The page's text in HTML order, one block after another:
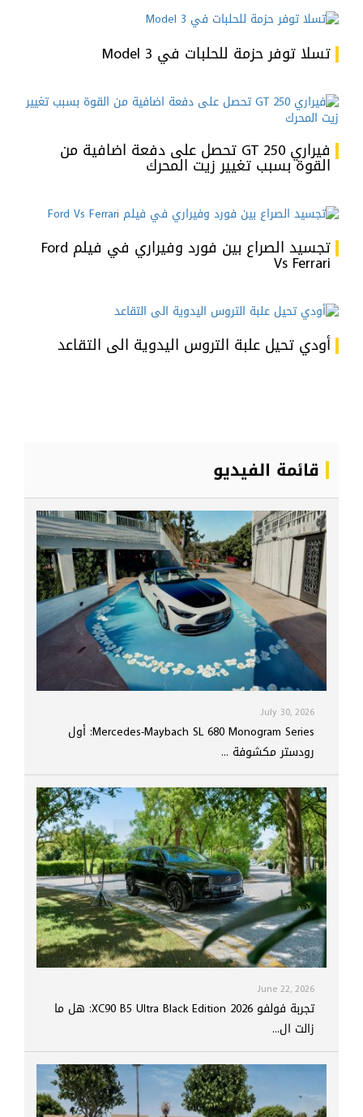
تسلا توفر حزمة للحلبات في Model 3
فيراري 250 GT تحصل على دفعة اضافية من
القوة بسبب تغيير زيت المحرك
تجسيد الصراع بين فورد وفيراري في فيلم Ford
Vs Ferrari
أودي تحيل علبة التروس اليدوية الى التقاعد
قائمة الفيديو
July 30, 2026
Mercedes-Maybach SL 680 Monogram Series: أول
رودستر مكشوفة ...
June 22, 2026
تجربة فولفو XC90 B5 Ultra Black Edition 2026: هل ما
زالت ال...